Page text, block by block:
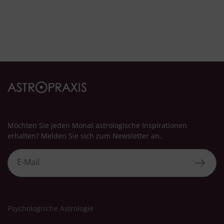
Möchten Sie jeden Monat astrologische Inspirationen
erhalten? Melden Sie sich zum Newsletter an.
Psychologische Astrologie